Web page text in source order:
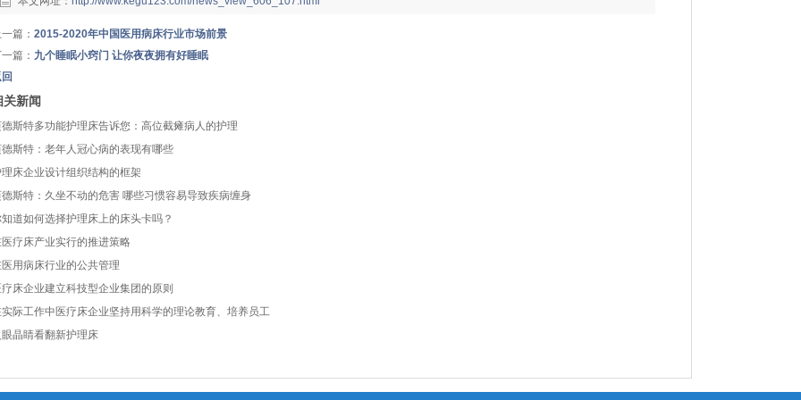
篇： 2015-2020年中国医用病床行业市场前景
篇： 九个睡眠小窍门 让你夜夜拥有好睡眠
关新闻
斯特多功能护理床告诉您：高位截瘫病人的护理
斯特：老年人冠心病的表现有哪些
床企业设计组织结构的框架
斯特：久坐不动的危害 哪些习惯容易导致疾病缠身
道如何选择护理床上的床头卡吗？
疗床产业实行的推进策略
用病床行业的公共管理
床企业建立科技型企业集团的原则
际工作中医疗床企业坚持用科学的理论教育、培养员工
晶睛看翻新护理床